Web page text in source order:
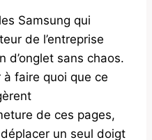
Samsung qui
de l’entreprise
d’onglet sans chaos.
à faire quoi que ce
de ces pages,
un seul doigt